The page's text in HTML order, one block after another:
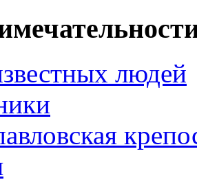
людей